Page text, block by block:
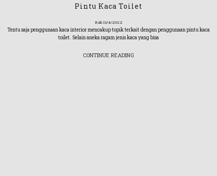
Pintu Kaca Toilet
Rab 13/4/2022
Tentu saja penggunaan kaca interior mencakup topik terkait dengan penggunaan pintu kaca
toilet. Selain aneka ragam jenis kaca yang bisa
CONTINUE READING